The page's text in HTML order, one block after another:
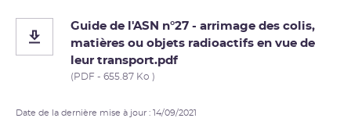
Guide de l'ASN n°27 - arrimage des colis,
matières ou objets radioactifs en vue de
leur transport.pdf
(PDF - 655.87 Ko )
Date de la dernière mise à jour : 14/09/2021